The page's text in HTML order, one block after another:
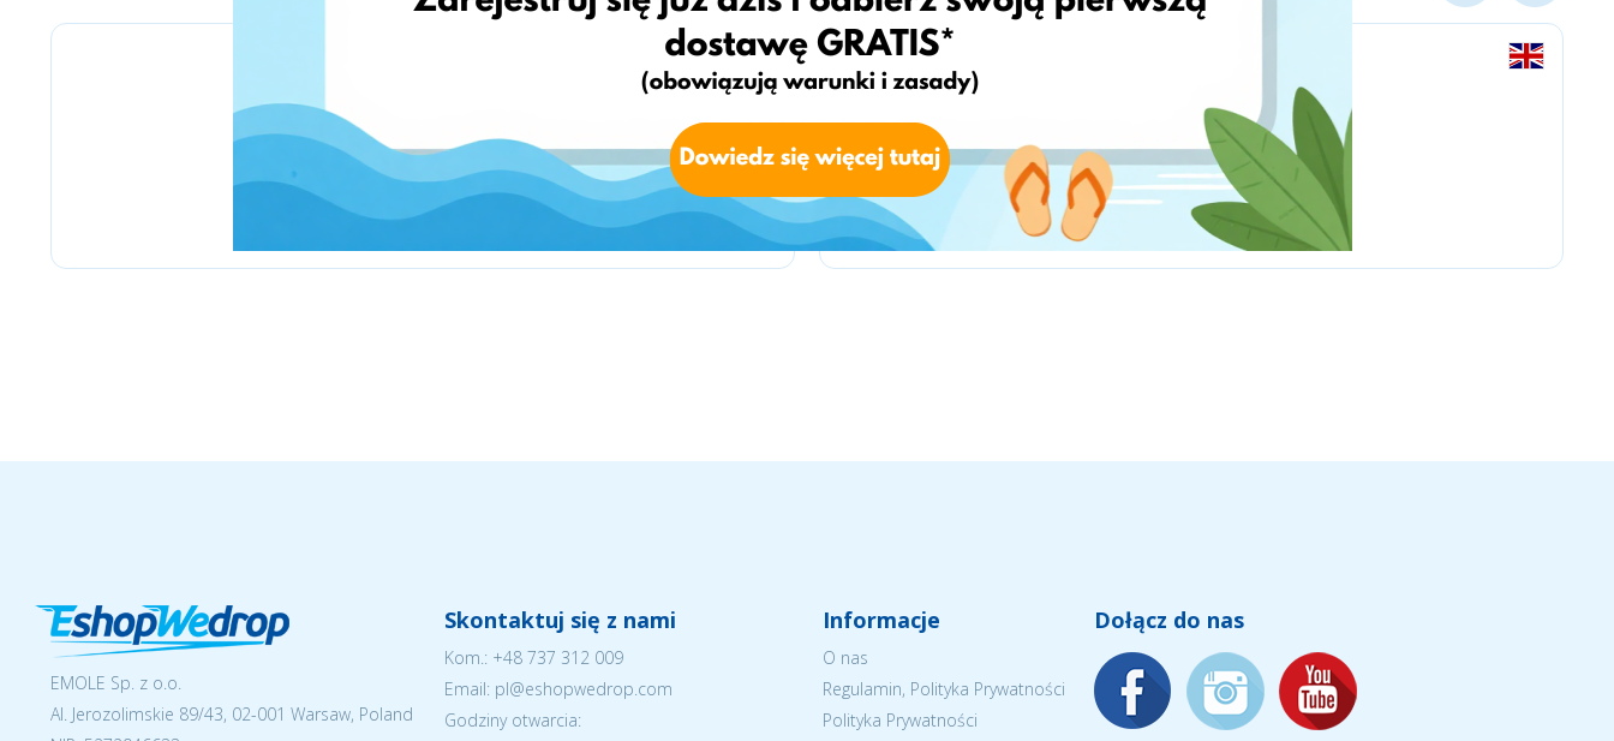
Chicco The Works
EMOLE Sp. z o.o.
Al. Jerozolimskie 89/43, 02-001 Warsaw, Poland
Skontaktuj się z nami
Kom.: +48 737 312 009
Email: pl@eshopwedrop.com
Godziny otwarcia:
Informacje
O nas
Regulamin, Polityka Prywatności
Polityka Prywatności
Dołącz do nas